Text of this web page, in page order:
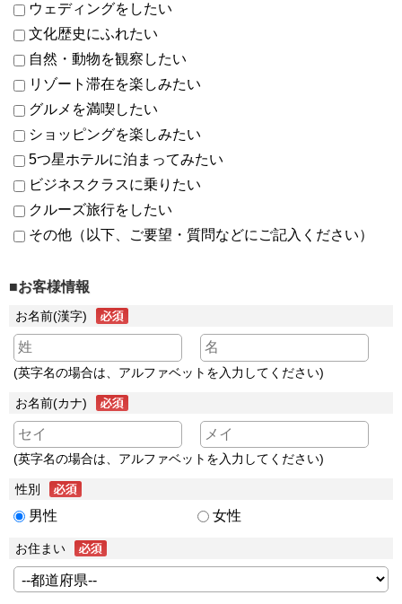
ウェディングをしたい
文化歴史にふれたい
自然・動物を観察したい
リゾート滞在を楽しみたい
グルメを満喫したい
ショッピングを楽しみたい
5つ星ホテルに泊まってみたい
ビジネスクラスに乗りたい
クルーズ旅行をしたい
その他（以下、ご要望・質問などにご記入ください）
■お客様情報
お名前(漢字)
(英字名の場合は、アルファベットを入力してください)
お名前(カナ)
(英字名の場合は、アルファベットを入力してください)
性別
男性 女性
お住まい